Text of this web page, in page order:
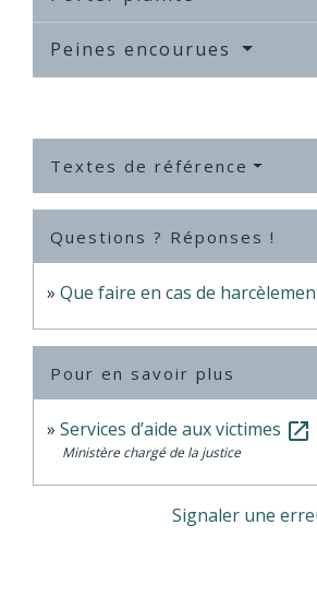
Peines encourues
Textes de référence
Questions ? Réponses !
Que faire en cas de
Pour en savoir plus
Services d’aide aux victimes open_in_new
Ministère chargé de la justice
Signaler une